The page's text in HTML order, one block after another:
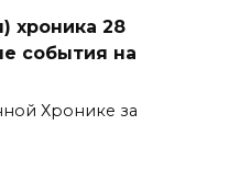
хроника 28
события на
Хронике за